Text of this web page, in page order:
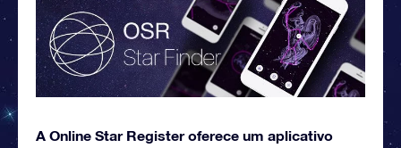
A Online Star Register oferece um aplicativo